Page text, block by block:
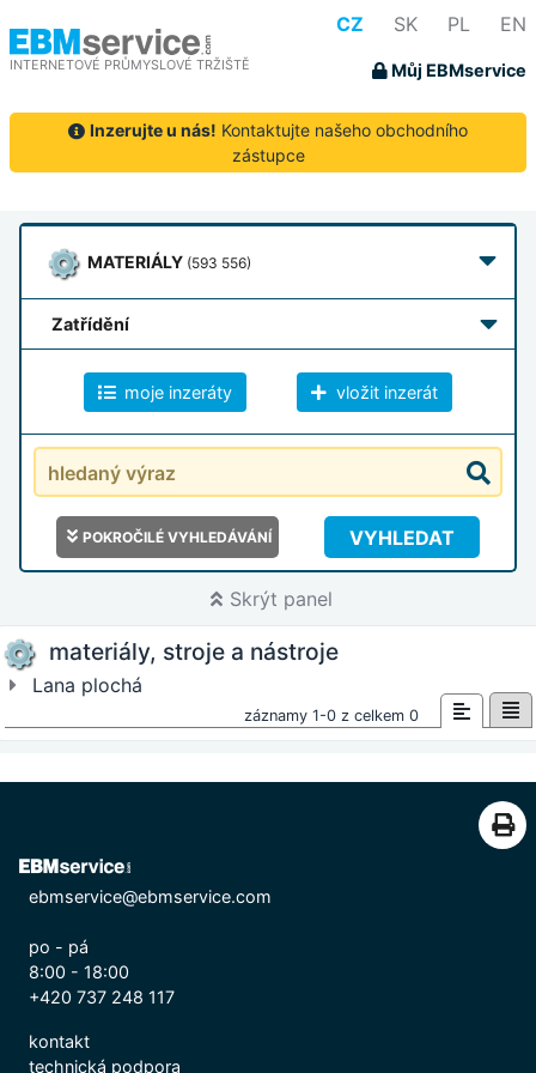
INTERNETOVÉ PRŮMYSLOVÉ TRŽIŠTĚ
CZ SK PL EN
Můj EBMservice
Inzerujte u nás! Kontaktujte našeho obchodního
zástupce
MATERIÁLY (593 556)
zatřídění
moje inzeráty vložit inzerát
POKROČILÉ VYHLEDÁVÁNÍ VYHLEDAT
Skrýt panel
materiály, stroje a nástroje
Lana plochá
záznamy 1-0 z celkem 0
ebmservice@ebmservice.com
po - pá
8:00 - 18:00
+420 737 248 117
kontakt
technická podpora